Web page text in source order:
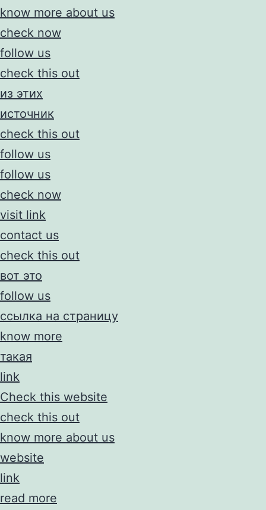
know more about us
check now
follow us
check this out
из этих
источник
check this out
follow us
follow us
check now
visit link
contact us
check this out
вот это
follow us
ссылка на страницу
know more
такая
link
Check this website
check this out
know more about us
website
link
read more